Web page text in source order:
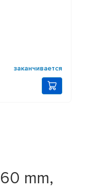
заканчивается
mm,